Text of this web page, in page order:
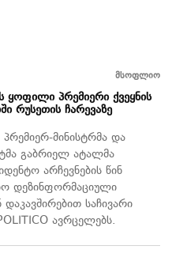
მსოფლიო
ყოფილი პრემიერი ქვეყნის
რუსეთის ჩარევაზე
მინისტრმა და
გაბრიელ ატალმა
არჩევნების წინ
დეზინფორმაციული
დაკავშირებით საჩივარი
ავრცელებს.